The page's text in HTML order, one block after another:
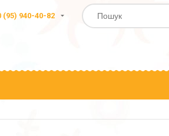
(95) 940-40-82